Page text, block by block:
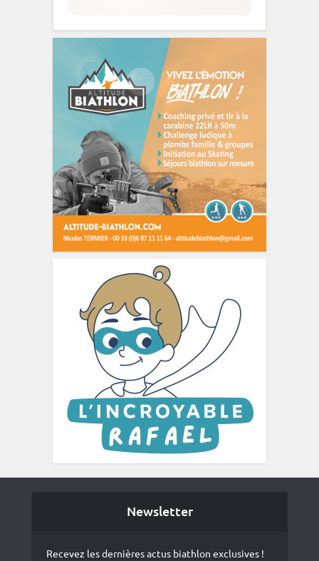
Newsletter
Recevez les dernières actus biathlon exclusives !